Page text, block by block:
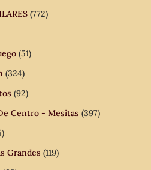
(772)
(51)
(324)
(92)
Centro - Mesitas (397)
Grandes (119)